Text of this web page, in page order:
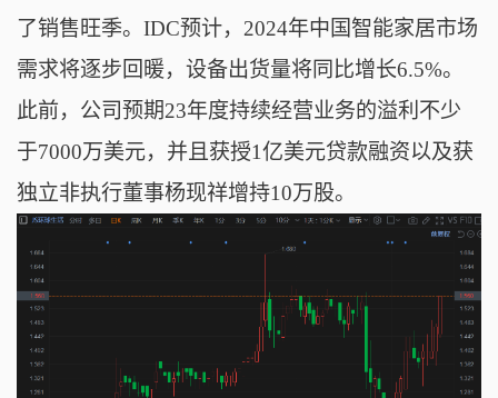
了销售旺季。IDC预计，2024年中国智能家居市场
需求将逐步回暖，设备出货量将同比增长6.5%。
此前，公司预期23年度持续经营业务的溢利不少
于7000万美元，并且获授1亿美元贷款融资以及获
独立非执行董事杨现祥增持10万股。